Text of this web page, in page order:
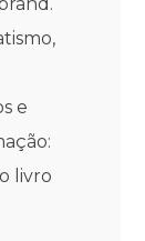
e
livro